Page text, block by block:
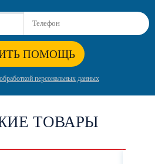
ПОМОЩЬ
обработкой персональных данных
ТОВАРЫ